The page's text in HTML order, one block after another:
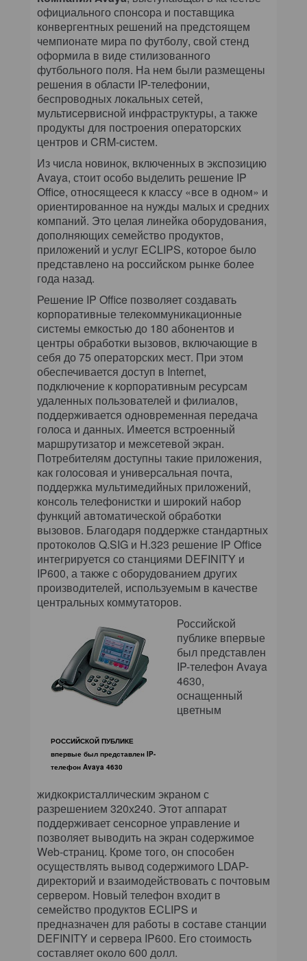
официального спонсора и поставщика
конвергентных решений на предстоящем
чемпионате мира по футболу, свой стенд
оформила в виде стилизованного
футбольного поля. На нем были размещены
решения в области IP-телефонии,
беспроводных локальных сетей,
мультисервисной инфраструктуры, а также
продукты для построения операторских
центров и CRM-систем.
Из числа новинок, включенных в экспозицию
Avaya, стоит особо выделить решение IP
Office, относящееся к классу «все в одном» и
ориентированное на нужды малых и средних
компаний. Это целая линейка оборудования,
дополняющих семейство продуктов,
приложений и услуг ECLIPS, которое было
представлено на российском рынке более
года назад.
Решение IP Office позволяет создавать
корпоративные телекоммуникационные
системы емкостью до 180 абонентов и
центры обработки вызовов, включающие в
себя до 75 операторских мест. При этом
обеспечивается доступ в Internet,
подключение к корпоративным ресурсам
удаленных пользователей и филиалов,
поддерживается одновременная передача
голоса и данных. Имеется встроенный
маршрутизатор и межсетевой экран.
Потребителям доступны такие приложения,
как голосовая и универсальная почта,
поддержка мультимедийных приложений,
консоль телефонистки и широкий набор
функций автоматической обработки
вызовов. Благодаря поддержке стандартных
протоколов Q.SIG и Н.323 решение IP Office
интегрируется со станциями DEFINITY и
IP600, а также с оборудованием других
производителей, используемым в качестве
центральных коммутаторов.
РОССИЙСКОЙ ПУБЛИКЕ
впервые был представлен IP-
телефон Avaya 4630
Российской
публике впервые
был представлен
IP-телефон Avaya
4630,
оснащенный
цветным
жидкокристаллическим экраном с
разрешением 320х240. Этот аппарат
поддерживает сенсорное управление и
позволяет выводить на экран содержимое
Web-страниц. Кроме того, он способен
осуществлять вывод содержимого LDAP-
директорий и взаимодействовать с почтовым
сервером. Новый телефон входит в
семейство продуктов ECLIPS и
предназначен для работы в составе станции
DEFINITY и сервера IP600. Его стоимость
составляет около 600 долл.